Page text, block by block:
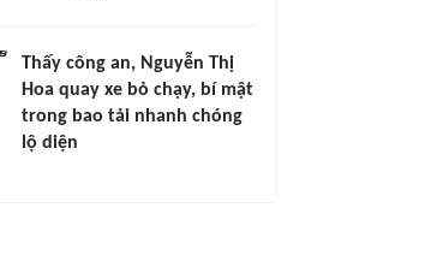
Thấy công an, Nguyễn Thị
Hoa quay xe bỏ chạy, bí mật
trong bao tải nhanh chóng
lộ diện